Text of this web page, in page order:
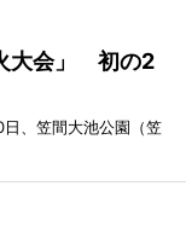
大会」 初の2
、笠間大池公園（笠